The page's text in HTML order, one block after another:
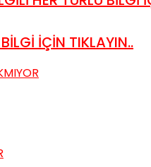
İÇİN TIKLAYIN..